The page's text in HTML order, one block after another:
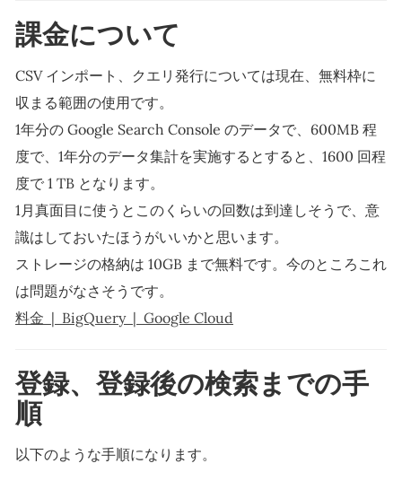
課金について
CSV インポート、クエリ発行については現在、無料枠に
収まる範囲の使用です。
1年分の Google Search Console のデータで、600MB 程
度で、1年分のデータ集計を実施するとすると、1600 回程
度で 1 TB となります。
1月真面目に使うとこのくらいの回数は到達しそうで、意
識はしておいたほうがいいかと思います。
ストレージの格納は 10GB まで無料です。今のところこれ
は問題がなさそうです。
料金 | BigQuery | Google Cloud
登録、登録後の検索までの手
順
以下のような手順になります。